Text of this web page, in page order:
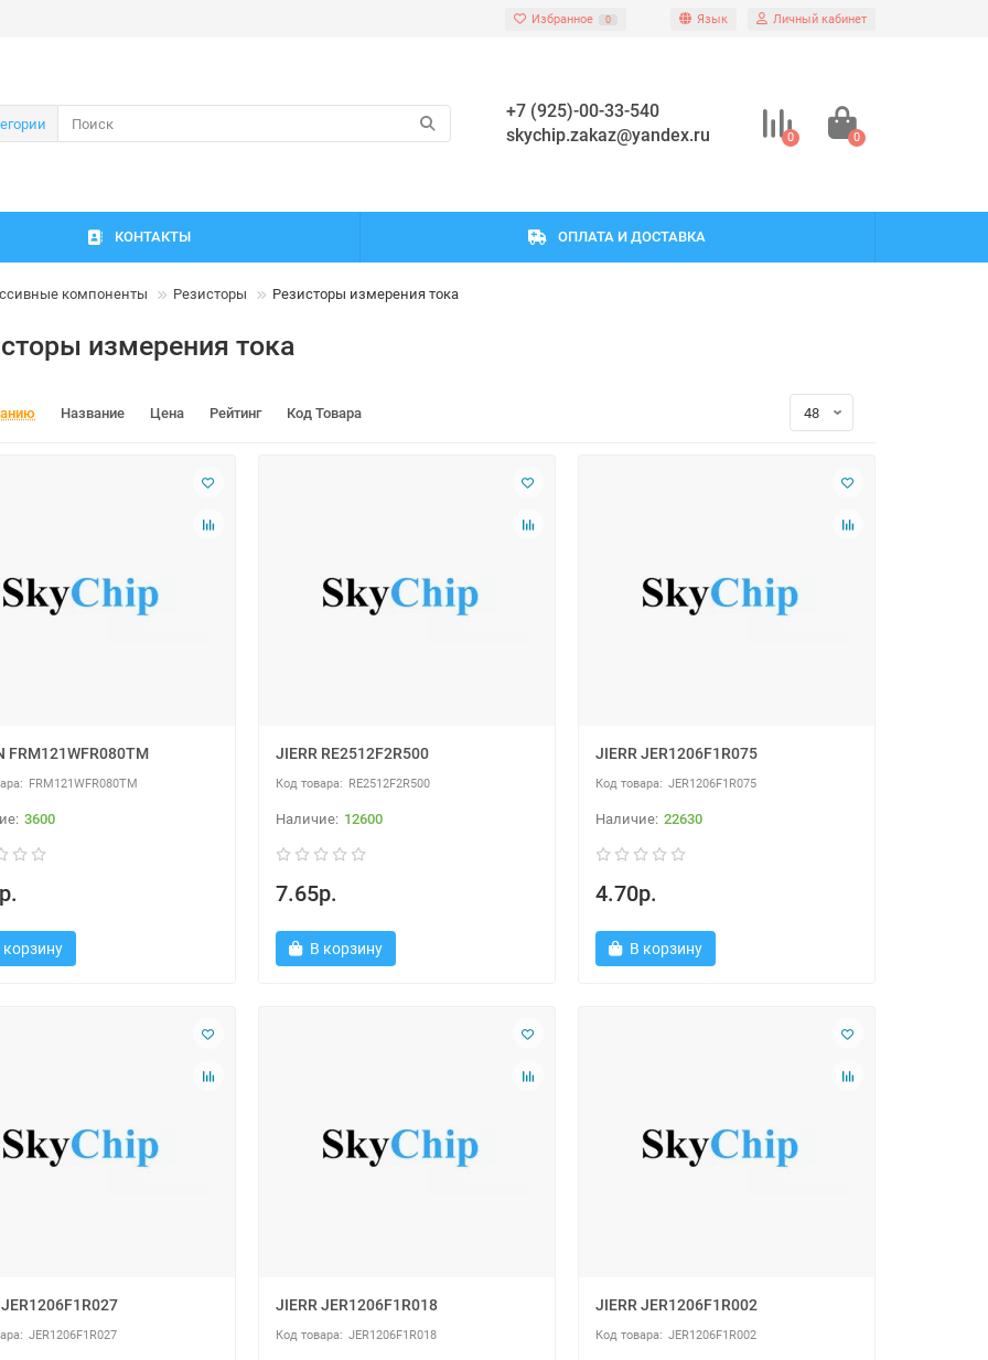
Избранное 0 Язык Личный кабинет
+7 (925)-00-33-540
skychip.zakaz@yandex.ru
0 0
КОНТАКТЫ ОПЛАТА И ДОСТАВКА
компоненты Резисторы Резисторы измерения тока
измерения тока
Название Цена Рейтинг Код Товара
FRM121WFR080TM
FRM121WFR080TM
3600
корзину
JIERR RE2512F2R500
RE2512F2R500
12600
7.65р.
В корзину
JIERR JER1206F1R075
JER1206F1R075
22630
4.70р.
В корзину
JER1206F1R027
JIERR JER1206F1R018
JER1206F1R018
JIERR JER1206F1R002
JER1206F1R002